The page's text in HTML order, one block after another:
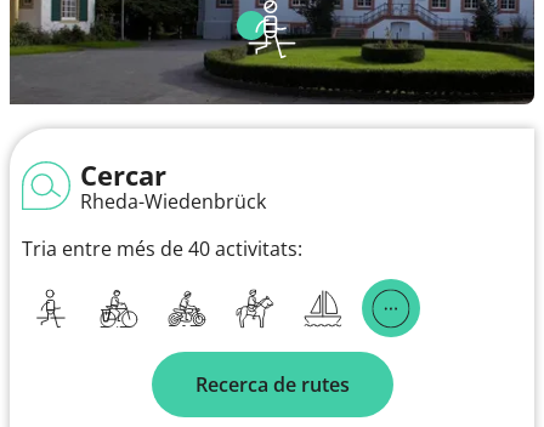
Cercar
Rheda-Wiedenbrück
Tria entre més de 40 activitats:
Recerca de rutes